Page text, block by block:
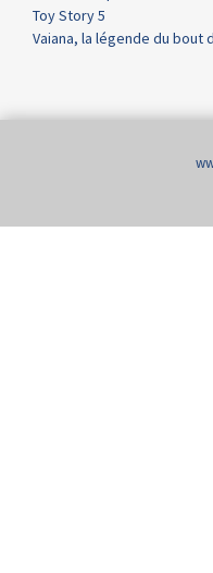
Toy Story 5
Vaiana, la légende du bout